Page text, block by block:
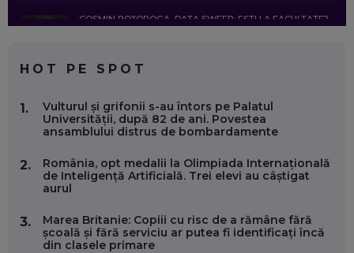
COSMIN BOȚOROGA, DATA SWEEP: EȘTI LA FACULTATE?
FOLOSEȘTI TEHNOLOGIA CA SĂ FII MAI BUN LA JOB. ȘI CUM
SE VA SCHIMBA MUNCA, ÎN URMĂTORII ANI
EP. 58
MARIUS PAȘCULEA, COFONDATOR AL KULTH: CUM
EP. 57
HOT PE SPOT
1.
Vulturul și grifonii s-au întors pe Palatul
Universității, după 82 de ani. Povestea
ansamblului distrus de bombardamente
2.
România, opt medalii la Olimpiada Internațională
de Inteligență Artificială. Trei elevi au câștigat
aurul
3.
Marea Britanie: Copiii cu risc de a rămâne fără
școală și fără serviciu ar putea fi identificați încă
din clasele primare